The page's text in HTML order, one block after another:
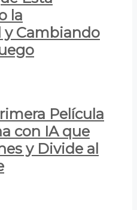
la
y Cambiando
Película
con IA que
y Divide al